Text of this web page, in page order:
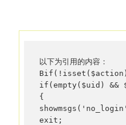
以下为引用的内容：
if(empty($uid)
{
exit;